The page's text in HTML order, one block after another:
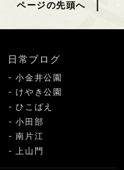
ページの先頭へ
日常ブログ
小金井公園
けやき公園
ひこばえ
小田部
南片江
上山門